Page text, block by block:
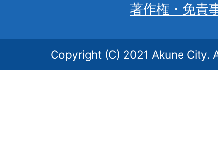
著作権・免責
Copyright (C) 2021 Akune City.